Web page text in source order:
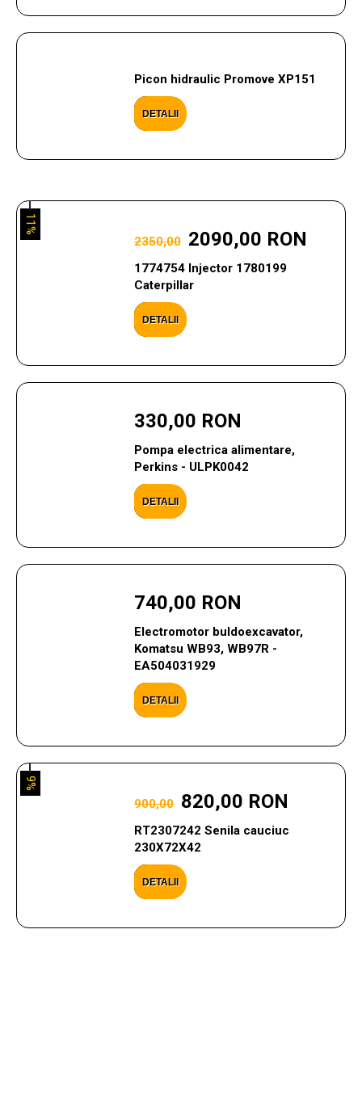
Picon hidraulic Promove XP151
DETALII
2350,00 2090,00 RON
1774754 Injector 1780199
Caterpillar
DETALII
11%
330,00 RON
Pompa electrica alimentare,
Perkins - ULPK0042
DETALII
740,00 RON
Electromotor buldoexcavator,
Komatsu WB93, WB97R -
EA504031929
DETALII
900,00 820,00 RON
RT2307242 Senila cauciuc
230X72X42
DETALII
9%